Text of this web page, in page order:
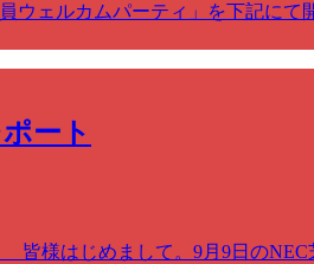
ェルカムパーティ」を下記にて
ート
様はじめまして。9月9日の